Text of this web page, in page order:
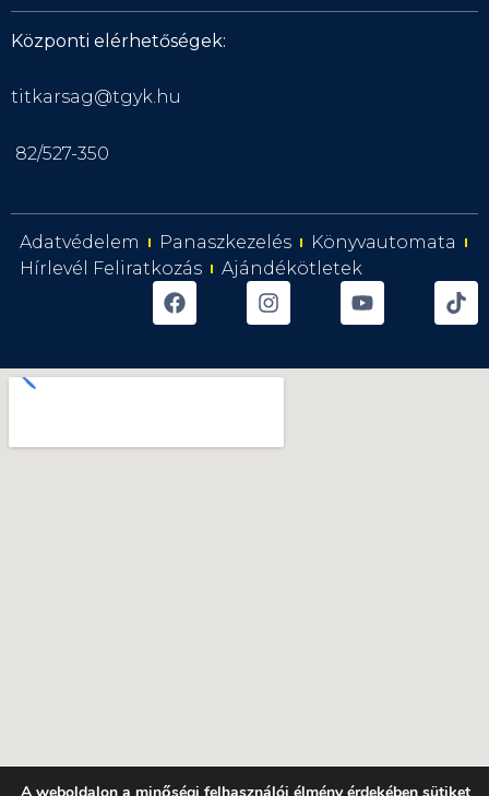
Központi elérhetőségek:
titkarsag@tgyk.hu
82/527-350
Adatvédelem Panaszkezelés
Könyvautomata
Hírlevél Feliratkozás
Ajándékötletek